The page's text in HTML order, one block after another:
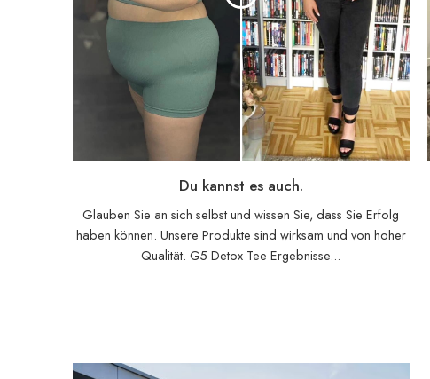
Du kannst es auch.
Glauben Sie an sich selbst und wissen Sie, dass Sie Erfolg
haben können. Unsere Produkte sind wirksam und von hoher
Qualität. G5 Detox Tee Ergebnisse...